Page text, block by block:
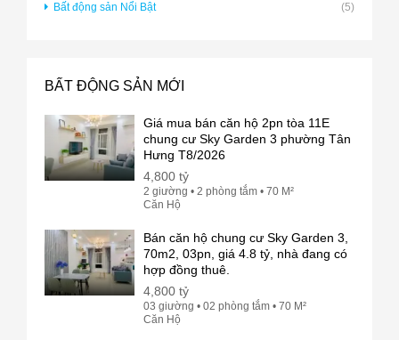
Bất động sản Nổi Bật
(5)
BẤT ĐỘNG SẢN MỚI
Giá mua bán căn hộ 2pn tòa 11E
chung cư Sky Garden 3 phường Tân
Hưng T8/2026
4,800 tỷ
2 giường • 2 phòng tắm • 70 M²
Căn Hộ
Bán căn hộ chung cư Sky Garden 3,
70m2, 03pn, giá 4.8 tỷ, nhà đang có
hợp đồng thuê.
4,800 tỷ
03 giường • 02 phòng tắm • 70 M²
Căn Hộ